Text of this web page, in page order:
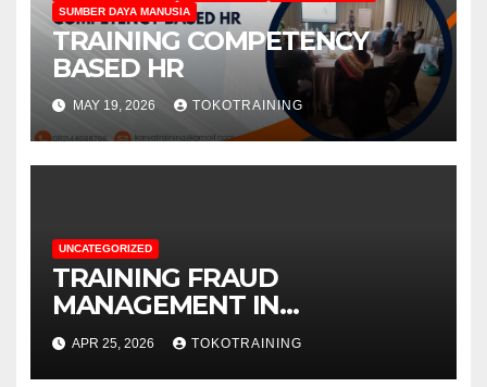
SUMBER DAYA MANUSIA
TRAINING COMPETENCY
BASED HR
MAY 19, 2026 TOKOTRAINING
UNCATEGORIZED
TRAINING FRAUD
MANAGEMENT IN
TELECOMMUNICATION
BUSINESS
APR 25, 2026 TOKOTRAINING